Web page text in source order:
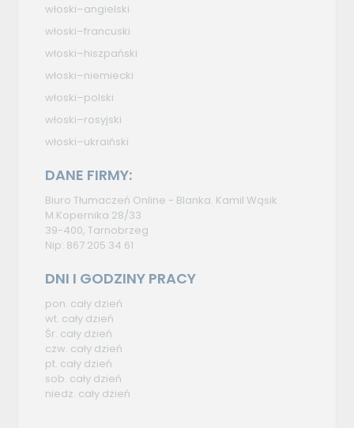
włoski–angielski
włoski–francuski
włoski–hiszpański
włoski–niemiecki
włoski–polski
włoski–rosyjski
włoski–ukraiński
DANE FIRMY:
Biuro Tłumaczeń Online - Blanka. Kamil Wąsik
M.Kopernika 28/33
39-400, Tarnobrzeg
Nip: 867 205 34 61
DNI I GODZINY PRACY
pon. cały dzień
wt. cały dzień
Śr. cały dzień
czw. cały dzień
pt. cały dzień
sob. cały dzień
niedz. cały dzień